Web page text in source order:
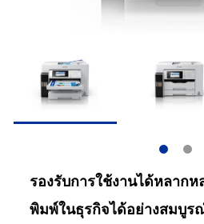
รองรับการใช้งานได้หลาก
พิมพ์ในธุรกิจได้อย่างสมบูร